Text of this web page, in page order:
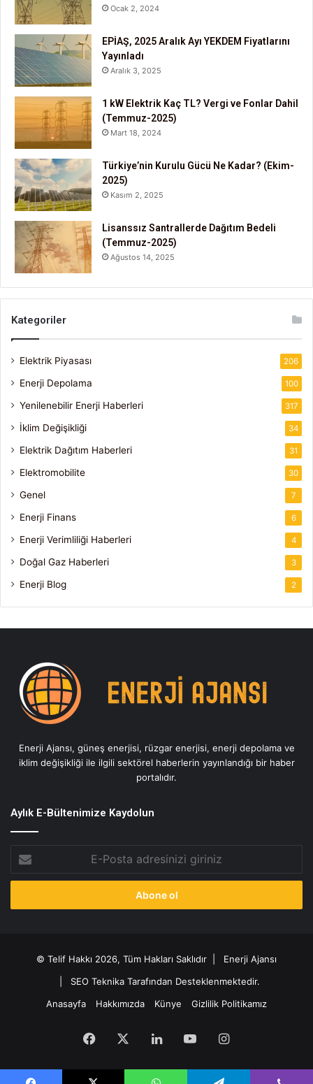
Ocak 2, 2024
EPİAŞ, 2025 Aralık Ayı YEKDEM Fiyatlarını
Yayınladı
Aralık 3, 2025
1 kW Elektrik Kaç TL? Vergi ve Fonlar Dahil
(Temmuz-2025)
Mart 18, 2024
Türkiye’nin Kurulu Gücü Ne Kadar? (Ekim-
2025)
Kasım 2, 2025
Lisanssız Santrallerde Dağıtım Bedeli
(Temmuz-2025)
Ağustos 14, 2025
Kategoriler
Elektrik Piyasası 206
Enerji Depolama 100
Yenilenebilir Enerji Haberleri 317
İklim Değişikliği 34
Elektrik Dağıtım Haberleri 31
Elektromobilite 30
Genel 7
Enerji Finans 6
Enerji Verimliliği Haberleri 4
Doğal Gaz Haberleri 3
Enerji Blog 2
Enerji Ajansı, güneş enerjisi, rüzgar enerjisi, enerji depolama ve
iklim değişikliği ile ilgili sektörel haberlerin yayınlandığı bir haber
portalıdır.
Aylık E-Bültenimize Kaydolun
Posta
adresinizi
© Telif Hakkı 2026, Tüm Hakları Saklıdır | Enerji Ajansı
SEO Teknika Tarafından Desteklenmektedir.
Anasayfa
Hakkımızda Künye Gizlilik Politikamız
Facebook LinkedInYouTubeInstagram